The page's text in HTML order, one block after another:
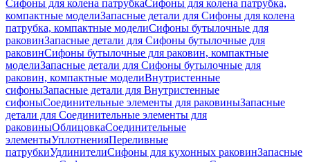
Сифоны для колена патрубкаСифоны для колена патрубка,
компактные моделиЗапасные детали для Сифоны для колена
патрубка, компактные моделиСифоны бутылочные для
раковинЗапасные детали для Сифоны бутылочные для
раковинСифоны бутылочные для раковин, компактные
моделиЗапасные детали для Сифоны бутылочные для
раковин, компактные моделиВнутристенные
сифоныЗапасные детали для Внутристенные
сифоныСоединительные элементы для раковиныЗапасные
детали для Соединительные элементы для
раковиныОблицовкаСоединительные
элементыУплотненияПереливные
патрубкиУдлинителиСифоны для кухонных раковинЗапасные